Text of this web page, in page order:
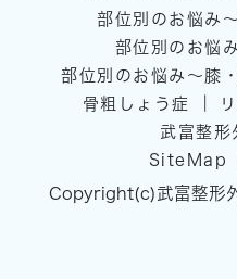
部位別のお悩み
部位別のお悩
部位別のお悩み～膝
骨粗しょう症
武富整形
SiteMap
Copyright(c)武富整形